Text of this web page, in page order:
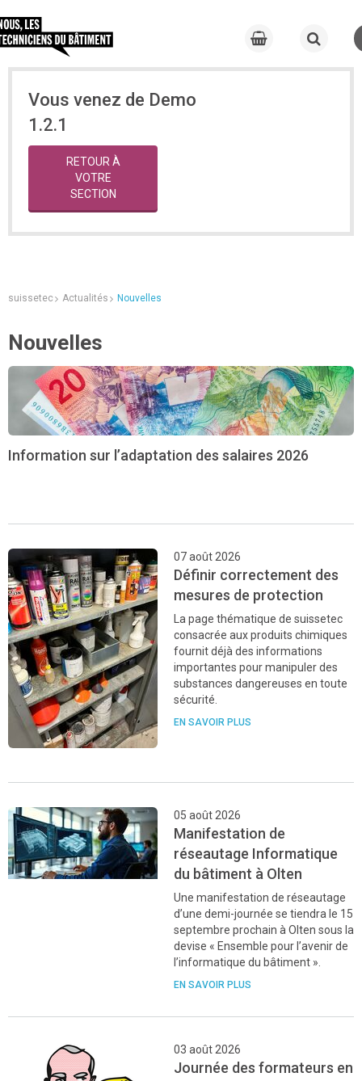
Vous venez de Demo
1.2.1
RETOUR À
VOTRE
SECTION
suissetec Actualités Nouvelles
Nouvelles
07 août 2026
Définir correctement des
mesures de protection
La page thématique de suissetec
consacrée aux produits chimiques
fournit déjà des informations
importantes pour manipuler des
substances dangereuses en toute
sécurité.
EN SAVOIR PLUS
05 août 2026
Manifestation de
réseautage Informatique
du bâtiment à Olten
Une manifestation de réseautage
d’une demi-journée se tiendra le 15
septembre prochain à Olten sous la
devise « Ensemble pour l’avenir de
l’informatique du bâtiment ».
EN SAVOIR PLUS
03 août 2026
Journée des formateurs en
Information sur l’adaptation des salaires 2026